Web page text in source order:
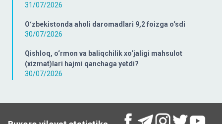
31/07/2026
Oʻzbekistonda aholi daromadlari 9,2 foizga o‘sdi
30/07/2026
Qishloq, o‘rmon va baliqchilik xo‘jaligi mahsulot
(xizmat)lari hajmi qanchaga yetdi?
30/07/2026